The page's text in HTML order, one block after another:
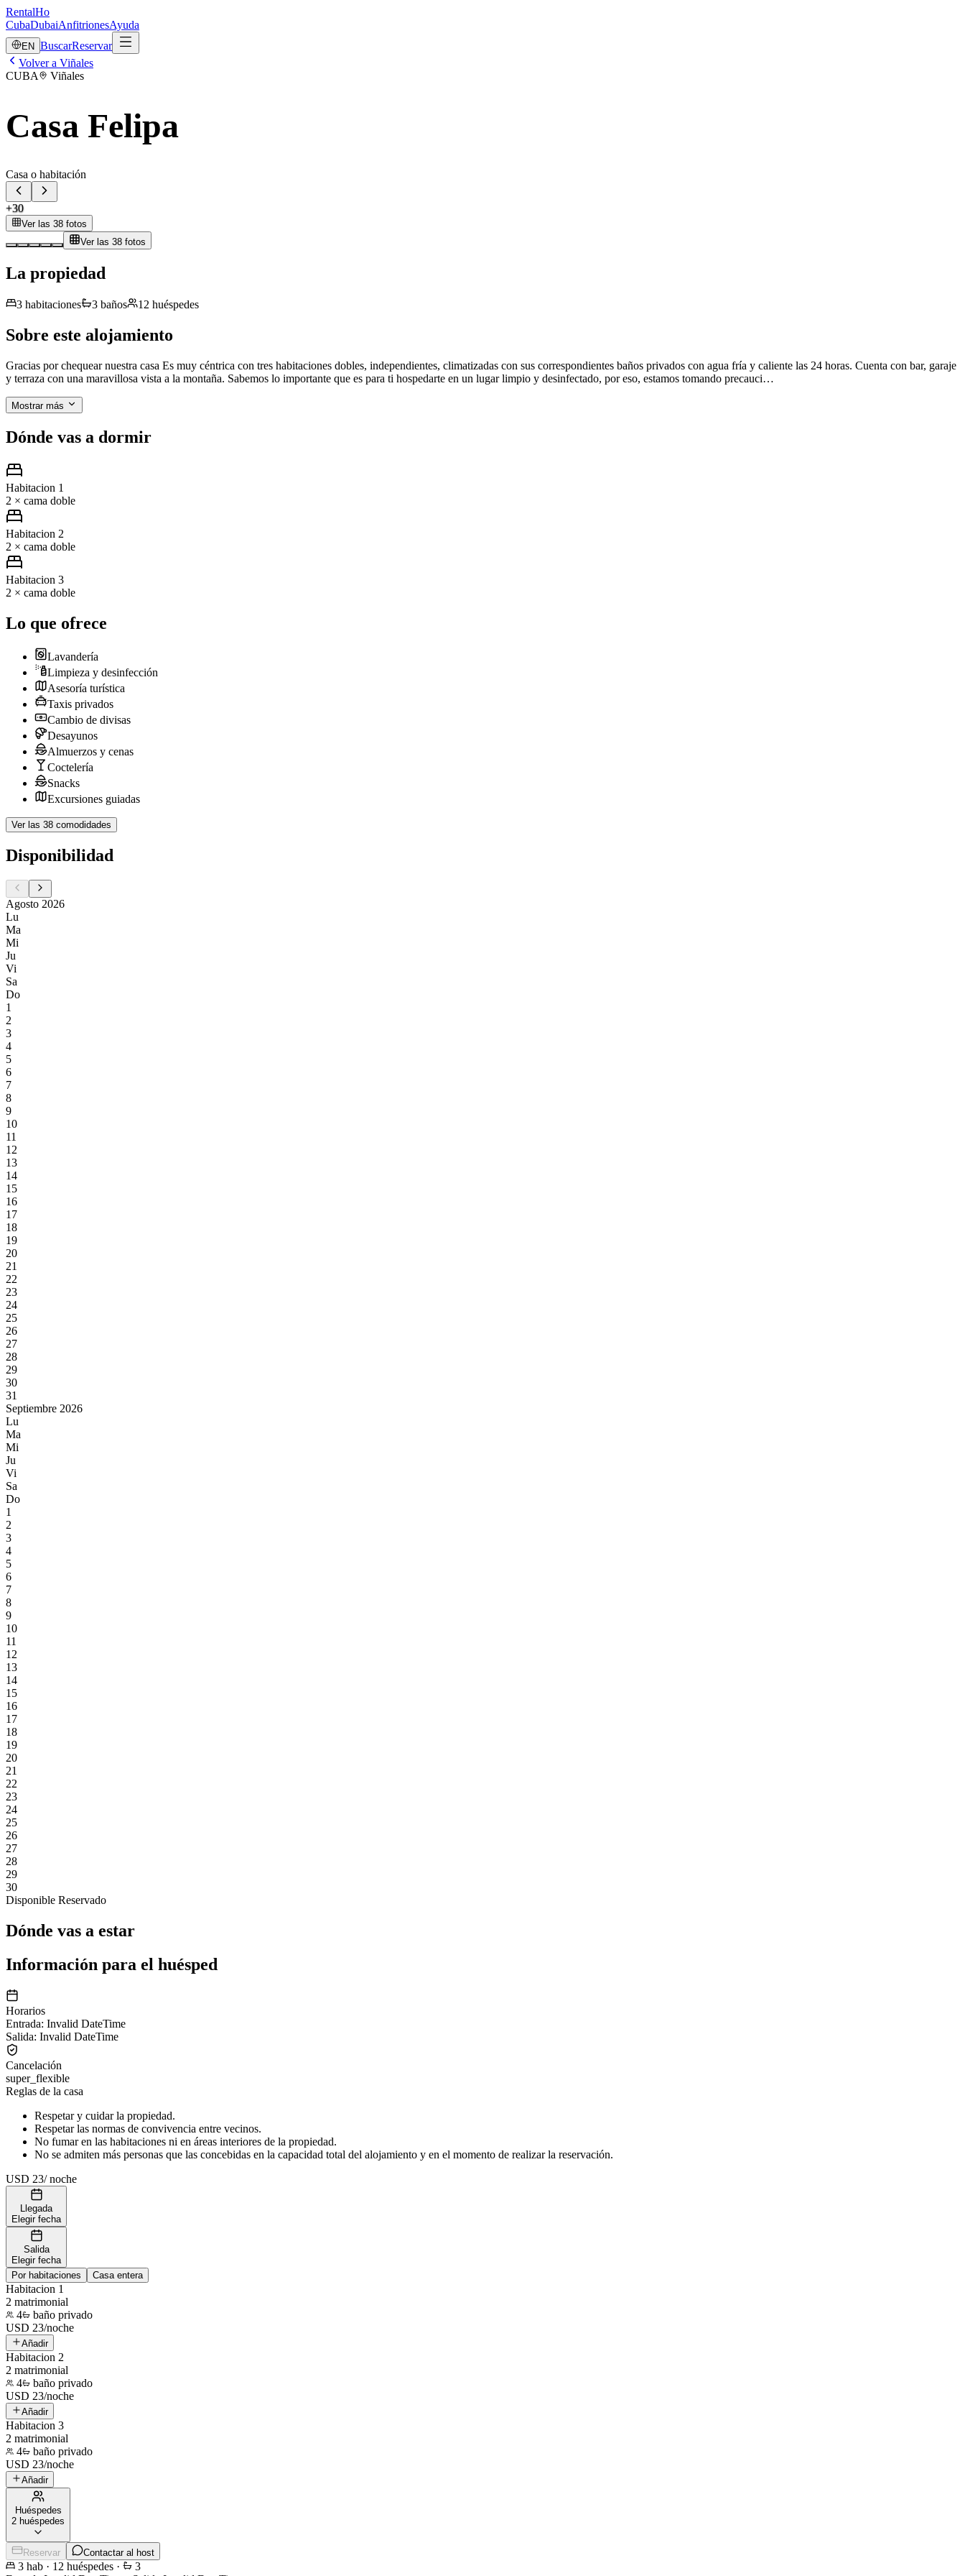
RentalHo
CubaDubaiAnfitrionesAyuda
EN BuscarReservar
Volver a Viñales
CUBA
Viñales
Casa Felipa
Casa o habitación
+30
Ver las 38 fotos
Ver las 38 fotos
La propiedad
3 habitaciones 3 baños 12 huéspedes
Sobre este alojamiento
Gracias por chequear nuestra casa Es muy céntrica con tres habitaciones dobles, independientes, climatizadas con sus correspondientes baños privados con agua fría y caliente las 24 horas. Cuenta con bar, garaje
y terraza con una maravillosa vista a la montaña. Sabemos lo importante que es para ti hospedarte en un lugar limpio y desinfectado, por eso, estamos tomando precauci…
Mostrar más
Dónde vas a dormir
Habitacion 1
2 × cama doble
Habitacion 2
2 × cama doble
Habitacion 3
2 × cama doble
Lo que ofrece
Lavandería
Limpieza y desinfección
Asesoría turística
Taxis privados
Cambio de divisas
Desayunos
Almuerzos y cenas
Coctelería
Snacks
Excursiones guiadas
Ver las 38 comodidades
Disponibilidad
Agosto 2026
Lu
Ma
Mi
Ju
Vi
Sa
Do
1
2
3
4
5
6
7
8
9
10
11
12
13
14
15
16
17
18
19
20
21
22
23
24
25
26
27
28
29
30
31
Septiembre 2026
Lu
Ma
Mi
Ju
Vi
Sa
Do
1
2
3
4
5
6
7
8
9
10
11
12
13
14
15
16
17
18
19
20
21
22
23
24
25
26
27
28
29
30
Disponible Reservado
Dónde vas a estar
Información para el huésped
Horarios
Entrada: Invalid DateTime
Salida: Invalid DateTime
Cancelación
super_flexible
Reglas de la casa
Respetar y cuidar la propiedad.
Respetar las normas de convivencia entre vecinos.
No fumar en las habitaciones ni en áreas interiores de la propiedad.
No se admiten más personas que las concebidas en la capacidad total del alojamiento y en el momento de realizar la reservación.
USD 23/noche
Llegada
Elegir fecha
Salida
Elegir fecha
Por habitaciones
Casa entera
Habitacion 1
2 matrimonial
4
baño privado
USD 23/noche
Añadir
Habitacion 2
2 matrimonial
4
baño privado
USD 23/noche
Añadir
Habitacion 3
2 matrimonial
4
baño privado
USD 23/noche
Añadir
Huéspedes
2 huéspedes
Reservar Contactar al host
3 hab · 12 huéspedes ·
3